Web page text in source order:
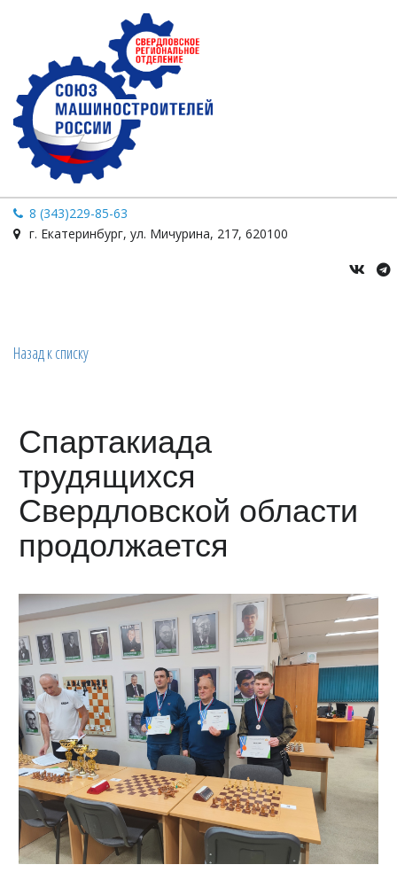
8 (343)229-85-63
г. Екатеринбург, ул. Мичурина, 217, 620100
Назад к списку
Спартакиада
трудящихся
Свердловской области
продолжается